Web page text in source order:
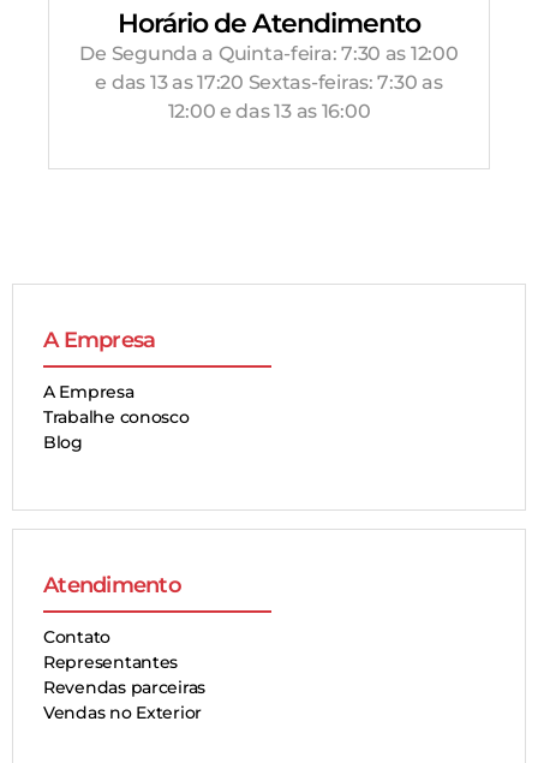
Horário de Atendimento
De Segunda a Quinta-feira: 7:30 as 12:00
e das 13 as 17:20 Sextas-feiras: 7:30 as
12:00 e das 13 as 16:00
A Empresa
A Empresa
Trabalhe conosco
Blog
Atendimento
Contato
Representantes
Revendas parceiras
Vendas no Exterior